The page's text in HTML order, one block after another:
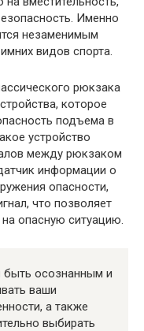
Именно
незаменимым
видов спорта.
рюкзака
которое
подъема в
устройство
между рюкзаком
информации о
опасности,
что позволяет
опасную ситуацию.
осознанным и
ваши
а также
выбирать